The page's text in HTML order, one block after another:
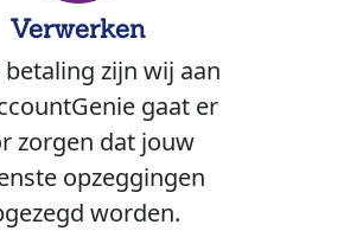
Verwerken
betaling zijn wij aan
gaat er
zorgen dat jouw
opzeggingen
worden.